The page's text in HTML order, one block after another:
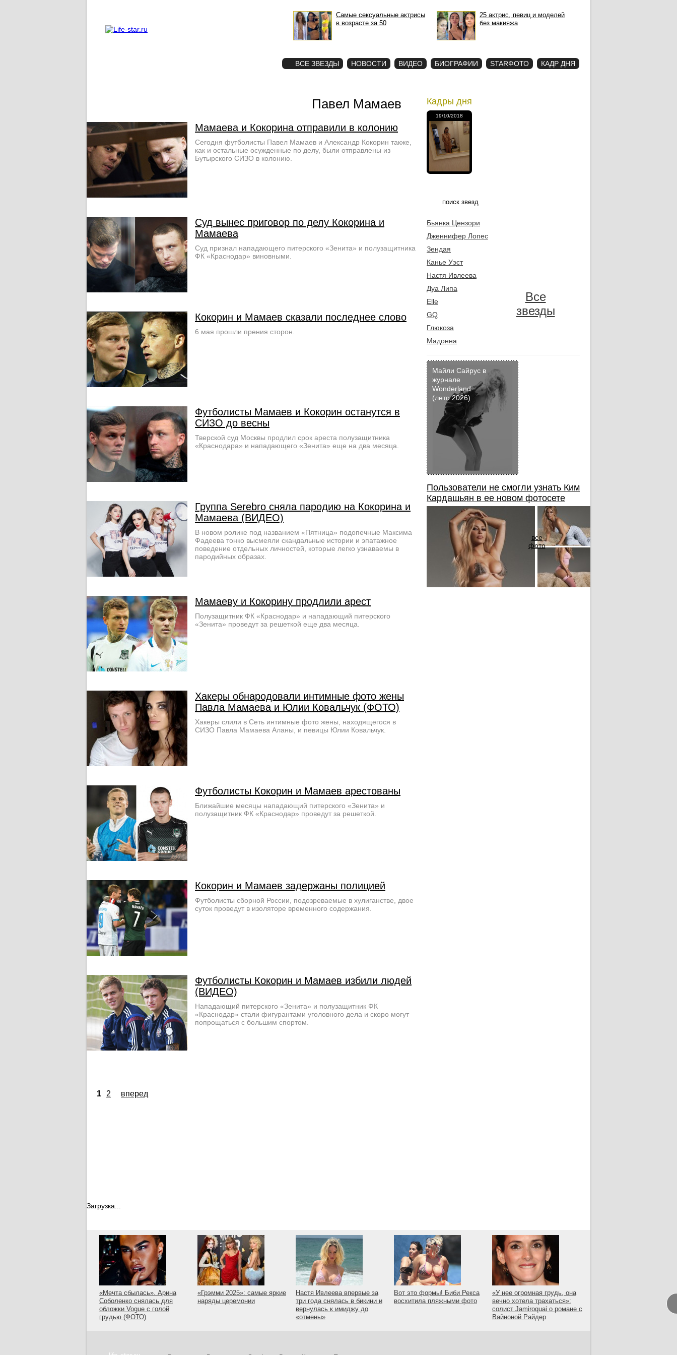
Самые сексуальные актрисы
в возрасте за 50
25 актрис, певиц и моделей
без макияжа
ВСЕ ЗВЕЗДЫ НОВОСТИ ВИДЕО БИОГРАФИИ STARФОТО КАДР ДНЯ
Павел Мамаев
Мамаева и Кокорина отправили в колонию
Сегодня футболисты Павел Мамаев и Александр Кокорин также,
как и остальные осужденные по делу, были отправлены из
Бутырского СИЗО в колонию.
Суд вынес приговор по делу Кокорина и
Мамаева
Суд признал нападающего питерского «Зенита» и полузащитника
ФК «Краснодар» виновными.
Кокорин и Мамаев сказали последнее слово
6 мая прошли прения сторон.
Футболисты Мамаев и Кокорин останутся в
СИЗО до весны
Тверской суд Москвы продлил срок ареста полузащитника
«Краснодара» и нападающего «Зенита» еще на два месяца.
Группа Serebro сняла пародию на Кокорина и
Мамаева (ВИДЕО)
В новом ролике под названием «Пятница» подопечные Максима
Фадеева тонко высмеяли скандальные истории и эпатажное
поведение отдельных личностей, которые легко узнаваемы в
пародийных образах.
Мамаеву и Кокорину продлили арест
Полузащитник ФК «Краснодар» и нападающий питерского
«Зенита» проведут за решеткой еще два месяца.
Хакеры обнародовали интимные фото жены
Павла Мамаева и Юлии Ковальчук (ФОТО)
Хакеры слили в Сеть интимные фото жены, находящегося в
СИЗО Павла Мамаева Аланы, и певицы Юлии Ковальчук.
Футболисты Кокорин и Мамаев арестованы
Ближайшие месяцы нападающий питерского «Зенита» и
полузащитник ФК «Краснодар» проведут за решеткой.
Кокорин и Мамаев задержаны полицией
Футболисты сборной России, подозреваемые в хулиганстве, двое
суток проведут в изоляторе временного содержания.
Футболисты Кокорин и Мамаев избили людей
(ВИДЕО)
Нападающий питерского «Зенита» и полузащитник ФК
«Краснодар» стали фигурантами уголовного дела и скоро могут
попрощаться с большим спортом.
1 2 вперед
Загрузка...
Кадры дня
19/10/2018
Бьянка Цензори
Дженнифер Лопес
Зендая
Канье Уэст
Настя Ивлеева
Дуа Липа
Elle
GQ
Глюкоза
Мадонна
Все
звезды
Майли Сайрус в
журнале
Wonderland
(лето 2026)
Пользователи не смогли узнать Ким
Кардашьян в ее новом фотосете
все
фото
«Мечта сбылась». Арина
Соболенко снялась для
обложки Vogue с голой
грудью (ФОТО)
«Грэмми 2025»: самые яркие
наряды церемонии
Настя Ивлеева впервые за
три года снялась в бикини и
вернулась к имиджу до
«отмены»
Вот это формы! Биби Рекса
восхитила пляжными фото
«У нее огромная грудь, она
вечно хотела трахаться»:
солист Jamiroquai о романе с
Вайноной Райдер